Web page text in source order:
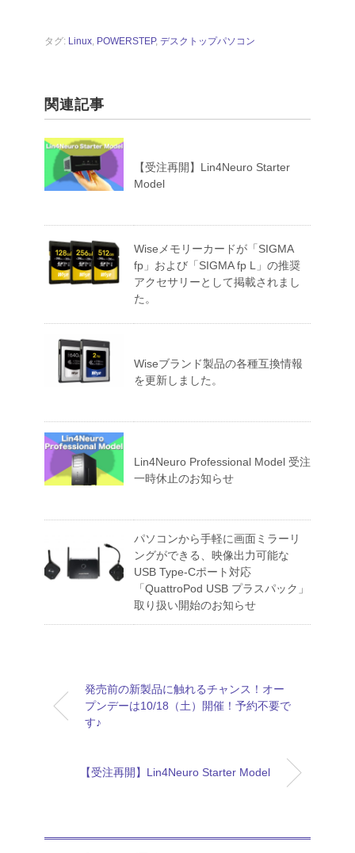
タグ: Linux, POWERSTEP, デスクトップパソコン
関連記事
【受注再開】Lin4Neuro Starter
Model
Wiseメモリーカードが「SIGMA
fp」および「SIGMA fp L」の推奨
アクセサリーとして掲載されまし
た。
Wiseブランド製品の各種互換情報
を更新しました。
Lin4Neuro Professional Model 受注
一時休止のお知らせ
パソコンから手軽に画面ミラーリ
ングができる、映像出力可能な
USB Type-Cポート対応
「QuattroPod USB プラスパック」
取り扱い開始のお知らせ
発売前の新製品に触れるチャンス！オー
プンデーは10/18（土）開催！予約不要で
す♪
【受注再開】Lin4Neuro Starter Model